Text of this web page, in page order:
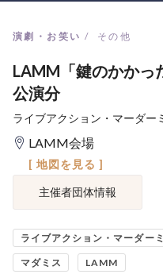
演劇・お笑い その他
LAMM「鍵のかかっ
公演分
ライブアクション・マーダー
LAMM会場
[ 地図を見る ]
主催者団体情報
ライブアクション・マーダー
マダミス LAMM